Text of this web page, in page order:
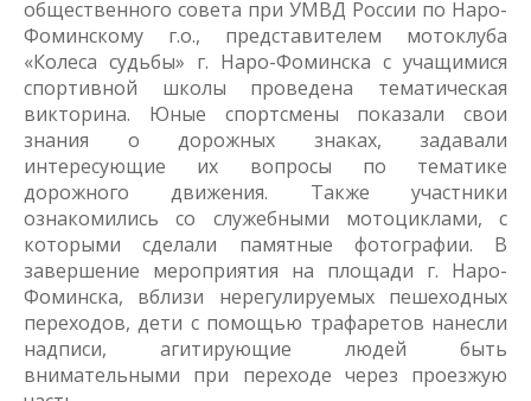
общественного совета при УМВД России по Наро-
Фоминскому г.о., представителем мотоклуба
«Колеса судьбы» г. Наро-Фоминска с учащимися
спортивной школы проведена тематическая
викторина. Юные спортсмены показали свои
знания о дорожных знаках, задавали
интересующие их вопросы по тематике
дорожного движения. Также участники
ознакомились со служебными мотоциклами, с
которыми сделали памятные фотографии. В
завершение мероприятия на площади г. Наро-
Фоминска, вблизи нерегулируемых пешеходных
переходов, дети с помощью трафаретов нанесли
надписи, агитирующие людей быть
внимательными при переходе через проезжую